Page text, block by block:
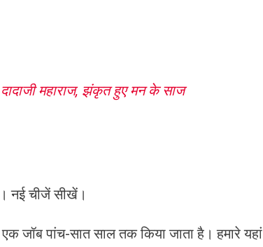
महाराज, झंकृत हुए मन के साज
नई चीजें सीखें।
जॉब पांच-सात साल तक किया जाता है। हमारे